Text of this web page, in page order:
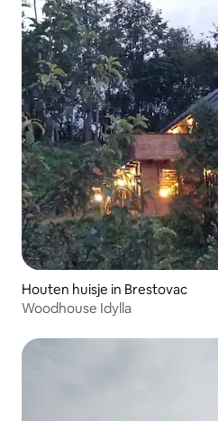
Houten huisje in Brestovac
Woodhouse Idylla